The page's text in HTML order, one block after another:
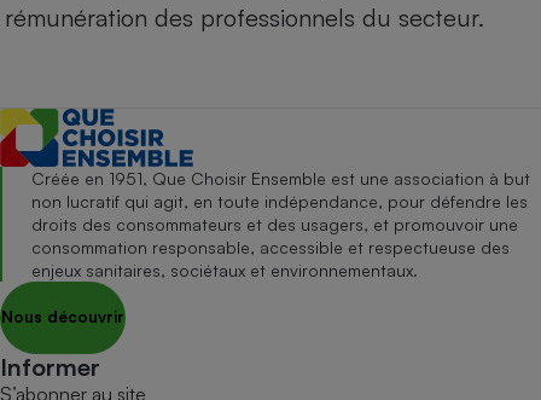
rémunération des professionnels du secteur.
Créée en 1951, Que Choisir Ensemble est une association à but
non lucratif qui agit, en toute indépendance, pour défendre les
droits des consommateurs et des usagers, et promouvoir une
consommation responsable, accessible et respectueuse des
enjeux sanitaires, sociétaux et environnementaux.
Nous découvrir
Informer
S’abonner au site